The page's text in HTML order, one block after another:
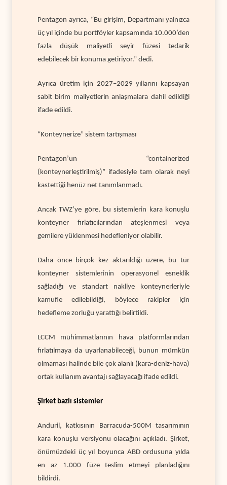
Pentagon ayrıca, “Bu girişim, Departmanı yalnızca
üç yıl içinde bu portföyler kapsamında 10.000’den
fazla düşük maliyetli seyir füzesi tedarik
edebilecek bir konuma getiriyor.” dedi.
Ayrıca üretim için 2027–2029 yıllarını kapsayan
sabit birim maliyetlerin anlaşmalara dahil edildiği
ifade edildi.
“Konteynerize” sistem tartışması
Pentagon’un “containerized
(konteynerleştirilmiş)” ifadesiyle tam olarak neyi
kastettiği henüz net tanımlanmadı.
Ancak TWZ’ye göre, bu sistemlerin kara konuşlu
konteyner fırlatıcılarından ateşlenmesi veya
gemilere yüklenmesi hedefleniyor olabilir.
Daha önce birçok kez aktarıldığı üzere, bu tür
konteyner sistemlerinin operasyonel esneklik
sağladığı ve standart nakliye konteynerleriyle
kamufle edilebildiği, böylece rakipler için
hedefleme zorluğu yarattığı belirtildi.
LCCM mühimmatlarının hava platformlarından
fırlatılmaya da uyarlanabileceği, bunun mümkün
olmaması halinde bile çok alanlı (kara-deniz-hava)
ortak kullanım avantajı sağlayacağı ifade edildi.
Şirket bazlı sistemler
Anduril, katkısının Barracuda-500M tasarımının
kara konuşlu versiyonu olacağını açıkladı. Şirket,
önümüzdeki üç yıl boyunca ABD ordusuna yılda
en az 1.000 füze teslim etmeyi planladığını
bildirdi.